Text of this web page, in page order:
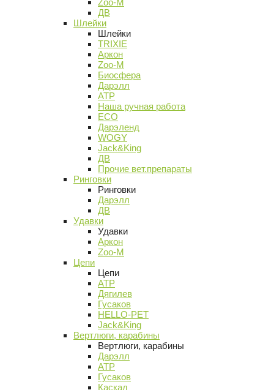
Zoo-M
ДВ
Шлейки
Шлейки
TRIXIE
Аркон
Zoo-M
Биосфера
Дарэлл
АТР
Наша ручная работа
ECO
Дарэленд
WOGY
Jack&King
ДВ
Прочие вет.препараты
Ринговки
Ринговки
Дарэлл
ДВ
Удавки
Удавки
Аркон
Zoo-M
Цепи
Цепи
АТР
Дягилев
Гусаков
HELLO-PET
Jack&King
Вертлюги, карабины
Вертлюги, карабины
Дарэлл
АТР
Гусаков
Каскад